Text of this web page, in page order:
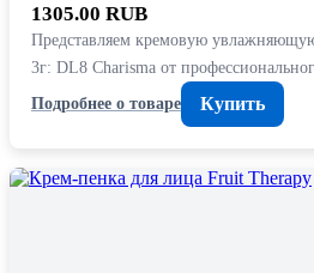
1305.00 RUB
Представляем кремовую
3г: DL8 Charisma от
Подробнее о товаре
Купить